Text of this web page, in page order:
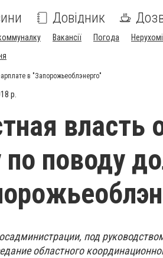
Довідник
Вакансії Погода
в "Запорожьеоблэнерго"
р.
власть
поводу
под
областного